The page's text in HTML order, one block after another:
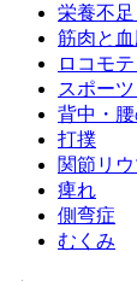
栄養不
筋肉と
ロコモ
スポー
背中・
打撲
関節リ
痺れ
側弯症
むくみ